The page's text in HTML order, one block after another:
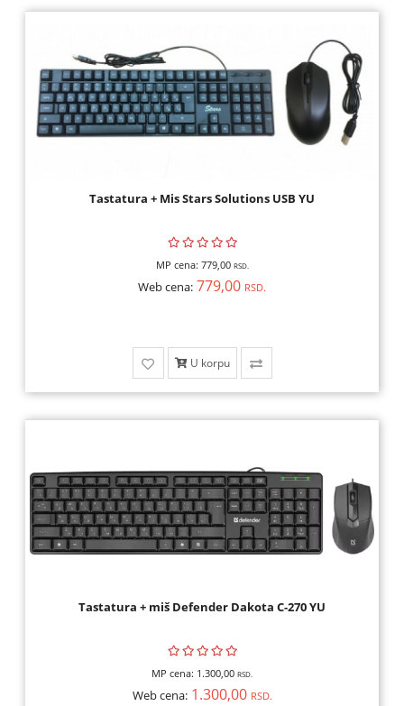
GAMING
IGRICE
KULERI,
NADZOR,
MAŠINE
Tastatura + Mis Stars Solutions USB YU
MP cena: 779,00 RSD.
Web cena: 779,00 RSD.
U korpu
Tastatura + miš Defender Dakota C-270 YU
MP cena: 1.300,00 RSD.
Web cena: 1.300,00 RSD.